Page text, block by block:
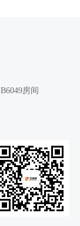
房间